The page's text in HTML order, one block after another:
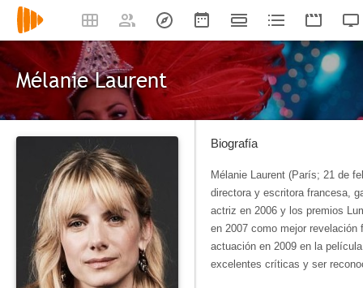
Mélanie Laurent
Biografía
Mélanie Laurent (París; 21 de
directora y escritora francesa,
actriz en 2006 y los premios
en 2007 como mejor
actuación en 2009 en la
excelentes críticas y ser